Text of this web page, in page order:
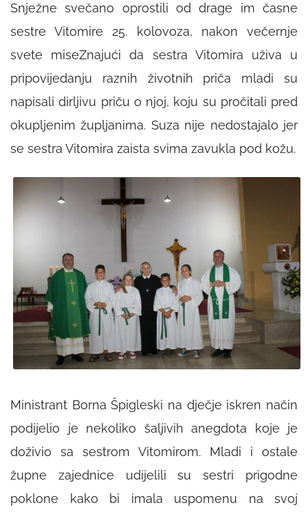
Snježne svečano oprostili od drage im časne
sestre Vitomire 25. kolovoza, nakon večernje
svete miseZnajući da sestra Vitomira uživa u
pripovijedanju raznih životnih priča mladi su
napisali dirljivu priču o njoj, koju su pročitali pred
okupljenim župljanima. Suza nije nedostajalo jer
se sestra Vitomira zaista svima zavukla pod kožu.
Ministrant Borna Špigleski na dječje iskren način
podijelio je nekoliko šaljivih anegdota koje je
doživio sa sestrom Vitomirom. Mladi i ostale
župne zajednice udijelili su sestri prigodne
poklone kako bi imala uspomenu na svoj